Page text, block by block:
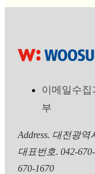
이메일수집
부
Address. 대전광
대표번호. 042-
670-1670